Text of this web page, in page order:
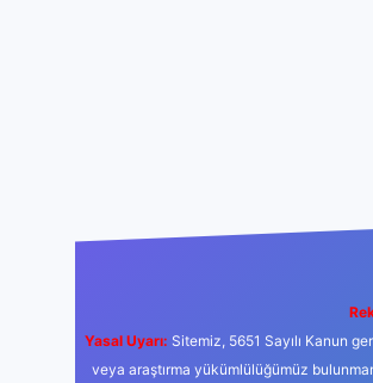
Yasal Uyarı: Sitemiz, 5651 Sayılı Kanun
veya araştırma yükümlülüğümüz